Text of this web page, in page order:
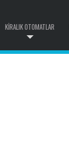
KIRALIK OTOMATLAR